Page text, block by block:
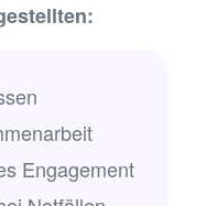
Engagement